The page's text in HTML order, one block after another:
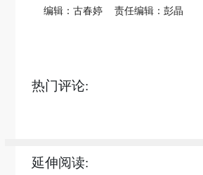
编辑：古春婷 责任编辑：彭晶
热门评论:
延伸阅读: